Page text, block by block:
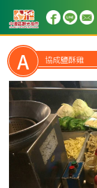
A 協成鹽酥雞